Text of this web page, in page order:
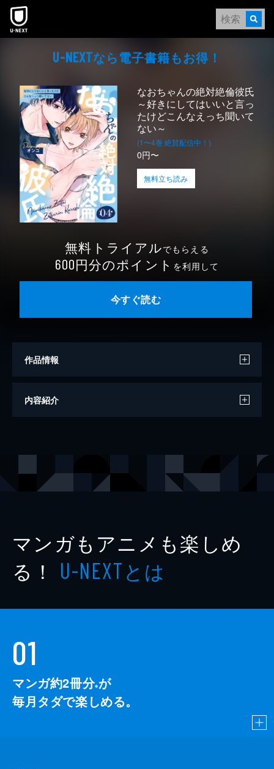
本文へスキップ
U-NEXTなら電⼦書籍もお得！
なおちゃんの絶対絶倫彼氏
～好きにしてはいいと言っ
たけどこんなえっち聞いて
ない～
(1〜4巻 絶賛配信中！)
0円〜
無料立ち読み
無料トライアルでもらえる
600円分のポイント を利用して
今すぐ読む
作品情報
著者
内容紹介
マンガもアニメも楽しめ
る！ U-NEXTとは
01
マンガ約2冊分※が
毎月タダで楽しめる。